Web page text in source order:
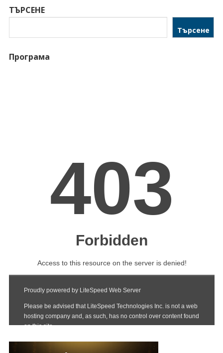
ТЪРСЕНЕ
Търсене
Програма